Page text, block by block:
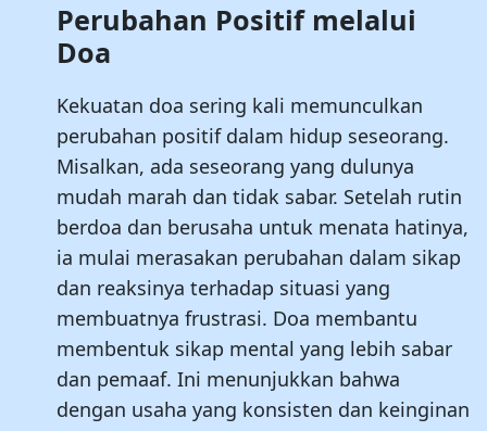
Perubahan Positif melalui
Doa
Kekuatan doa sering kali memunculkan
perubahan positif dalam hidup seseorang.
Misalkan, ada seseorang yang dulunya
mudah marah dan tidak sabar. Setelah rutin
berdoa dan berusaha untuk menata hatinya,
ia mulai merasakan perubahan dalam sikap
dan reaksinya terhadap situasi yang
membuatnya frustrasi. Doa membantu
membentuk sikap mental yang lebih sabar
dan pemaaf. Ini menunjukkan bahwa
dengan usaha yang konsisten dan keinginan